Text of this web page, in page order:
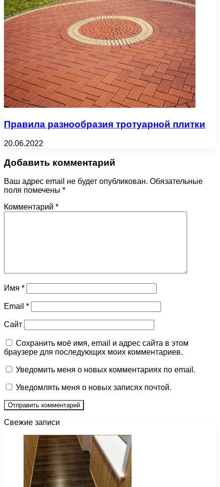
Правила разнообразия тротуарной плитки
20.06.2022
Добавить комментарий
Ваш адрес email не будет опубликован. Обязательные
поля помечены *
Комментарий *
Имя *
Email *
Сайт
Сохранить моё имя, email и адрес сайта в этом
браузере для последующих моих комментариев.
Уведомить меня о новых комментариях по email.
Уведомлять меня о новых записях почтой.
Свежие записи